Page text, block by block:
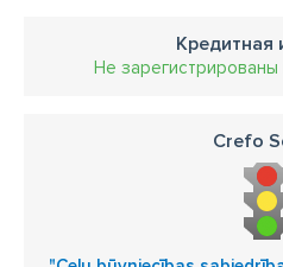
Кредитная
Не зарегистрированы
Crefo